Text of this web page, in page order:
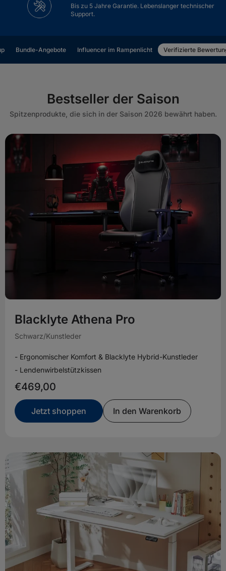
Bis zu 5 Jahre Garantie. Lebenslanger technischer
Support.
Bundle-Angebote Influencer im Rampenlicht Verifizierte
Bestseller der Saison
Spitzenprodukte, die sich in der Saison 2026 bewährt haben.
Blacklyte Athena Pro
Schwarz/Kunstleder
- Ergonomischer Komfort & Blacklyte Hybrid-Kunstleder
- Lendenwirbelstützkissen
€469,00
Jetzt shoppen In den Warenkorb